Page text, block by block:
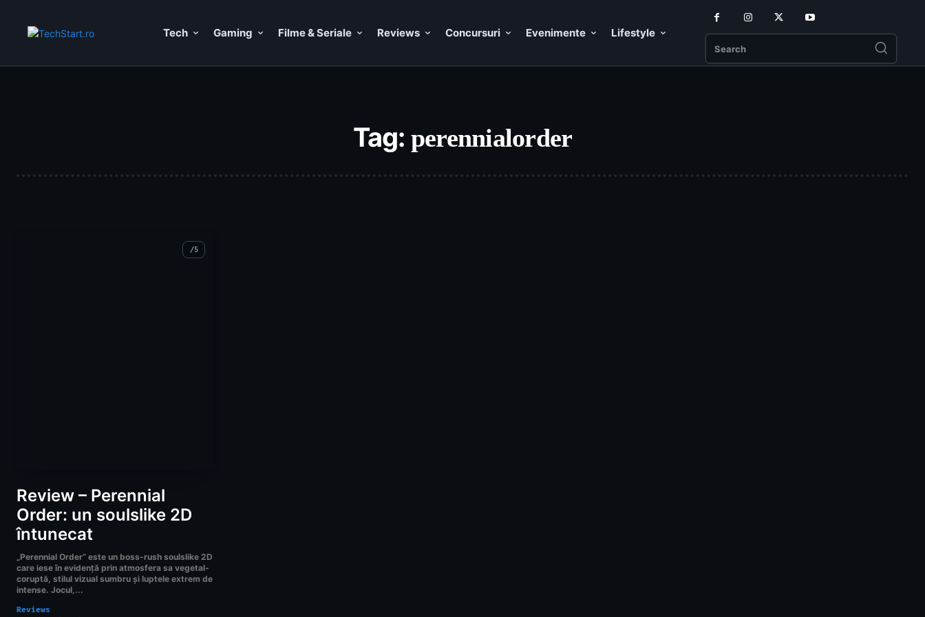
Tech Gaming Filme & Seriale Reviews Concursuri Evenimente Lifestyle
Search
Tag: perennialorder
Review – Perennial
Order: un soulslike 2D
întunecat
„Perennial Order” este un boss-rush soulslike 2D
care iese în evidență prin atmosfera sa vegetal-
coruptă, stilul vizual sumbru și luptele extrem de
intense. Jocul,...
Reviews